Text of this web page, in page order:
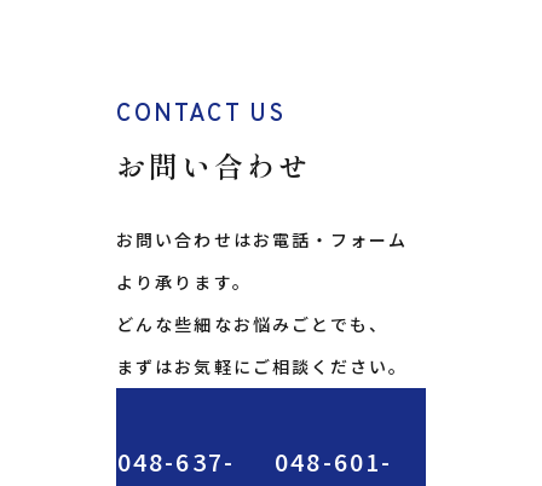
CONTACT US
お問い合わせ
お問い合わせはお電話・フォーム
より承ります。
どんな些細なお悩みごとでも、
まずはお気軽にご相談ください。
048-637- 048-601-